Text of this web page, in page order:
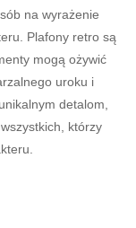
na wyrażenie
Plafony retro są
mogą ożywić
uroku i
detalom,
którzy